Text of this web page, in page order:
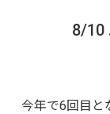
8/10
今年で6回目と